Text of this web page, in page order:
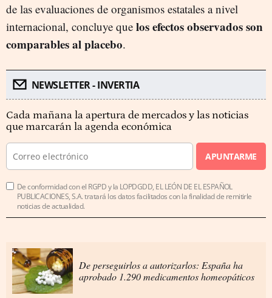
de las evaluaciones de organismos estatales a nivel
internacional, concluye que los efectos observados son
comparables al placebo.
NEWSLETTER - INVERTIA
Cada mañana la apertura de mercados y las noticias
que marcarán la agenda económica
APUNTARME
De conformidad con el RGPD y la LOPDGDD, EL LEÓN DE EL ESPAÑOL
PUBLICACIONES, S.A. tratará los datos facilitados con la finalidad de remitirle
noticias de actualidad.
De perseguirlos a autorizarlos: España ha
aprobado 1.290 medicamentos homeopáticos